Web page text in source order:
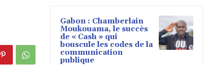
Gabon : Chamberlain
Moukouama, le succès
de « Cash » qui
bouscule les codes de la
communication
publique